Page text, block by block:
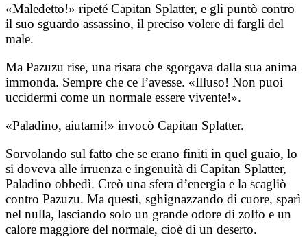
«Maledetto!» ripeté Capitan Splatter, e gli puntò contro
il suo sguardo assassino, il preciso volere di fargli del
male.
Ma Pazuzu rise, una risata che sgorgava dalla sua anima
immonda. Sempre che ce l’avesse. «Illuso! Non puoi
uccidermi come un normale essere vivente!».
«Paladino, aiutami!» invocò Capitan Splatter.
Sorvolando sul fatto che se erano finiti in quel guaio, lo
si doveva alle irruenza e ingenuità di Capitan Splatter,
Paladino obbedì. Creò una sfera d’energia e la scagliò
contro Pazuzu. Ma questi, sghignazzando di cuore, sparì
nel nulla, lasciando solo un grande odore di zolfo e un
calore maggiore del normale, cioè di un deserto.